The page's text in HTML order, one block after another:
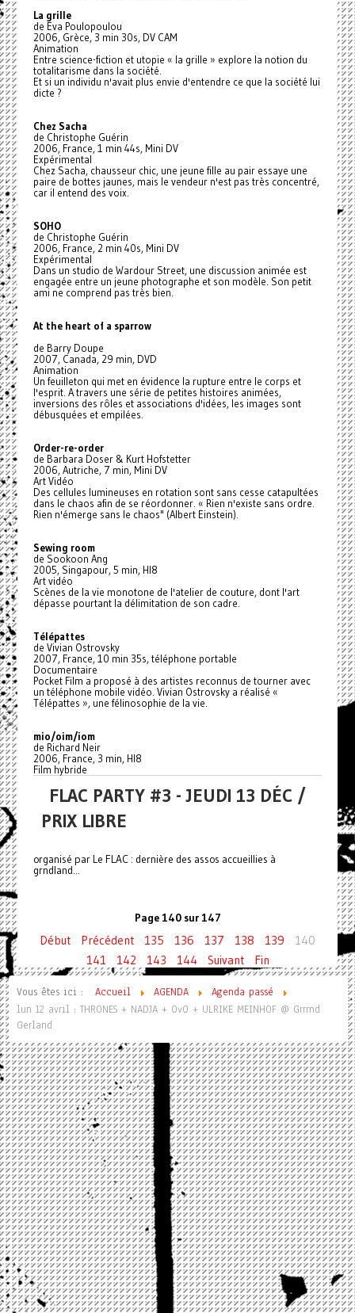
La grille
de Eva Poulopoulou
2006, Grèce, 3 min 30s, DV CAM
Animation
Entre science-fiction et utopie « la grille » explore la notion du
totalitarisme dans la société.
Et si un individu n'avait plus envie d'entendre ce que la société lui
dicte ?
Chez Sacha
de Christophe Guérin
2006, France, 1 min 44s, Mini DV
Expérimental
Chez Sacha, chausseur chic, une jeune fille au pair essaye une
paire de bottes jaunes, mais le vendeur n'est pas très concentré,
car il entend des voix.
SOHO
de Christophe Guérin
2006, France, 2 min 40s, Mini DV
Expérimental
Dans un studio de Wardour Street, une discussion animée est
engagée entre un jeune photographe et son modèle. Son petit
ami ne comprend pas très bien.
At the heart of a sparrow
de Barry Doupe
2007, Canada, 29 min, DVD
Animation
Un feuilleton qui met en évidence la rupture entre le corps et
l'esprit. A travers une série de petites histoires animées,
inversions des rôles et associations d'idées, les images sont
débusquées et empilées.
Order-re-order
de Barbara Doser & Kurt Hofstetter
2006, Autriche, 7 min, Mini DV
Art Vidéo
Des cellules lumineuses en rotation sont sans cesse catapultées
dans le chaos afin de se réordonner. « Rien n'existe sans ordre.
Rien n'émerge sans le chaos" (Albert Einstein).
Sewing room
de Sookoon Ang
2005, Singapour, 5 min, HI8
Art vidéo
Scènes de la vie monotone de l'atelier de couture, dont l'art
dépasse pourtant la délimitation de son cadre.
Télépattes
de Vivian Ostrovsky
2007, France, 10 min 35s, téléphone portable
Documentaire
Pocket Film a proposé à des artistes reconnus de tourner avec
un téléphone mobile vidéo. Vivian Ostrovsky a réalisé «
Télépattes », une félinosophie de la vie.
mio/oim/iom
de Richard Neir
2006, France, 3 min, HI8
Film hybride
FLAC PARTY #3 - JEUDI 13 DÉC /
PRIX LIBRE
organisé par Le FLAC : dernière des assos accueillies à
grndland...
Page 140 sur 147
Début Précédent 135 136 137 138 139
140
141
142 143 144 Suivant Fin
Vous êtes ici : Accueil AGENDA
Agenda passé
lun 12 avril : THRONES + NADJA + OvO + ULRIKE MEINHOF @ Grrrnd
Gerland